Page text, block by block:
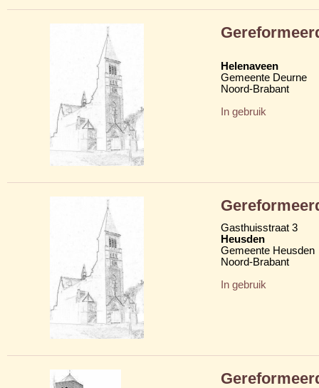
Helenaveen
Gemeente Deurne
Noord-Brabant
In gebruik
Gasthuisstraat 3
Heusden
Gemeente Heusden
Noord-Brabant
In gebruik